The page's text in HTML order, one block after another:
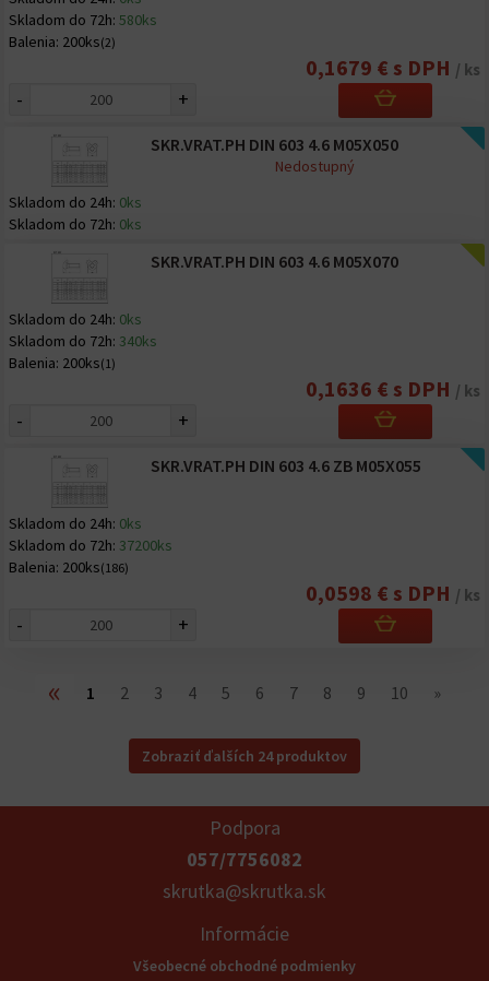
Skladom do 72h: 580ks
Balenia: 200ks(2)
0,1679 € s DPH / ks
- +
SKR.VRAT.PH DIN 603 4.6 M05X050
Skladom do 24h: 0ks
Skladom do 72h: 0ks
Nedostupný
SKR.VRAT.PH DIN 603 4.6 M05X070
Skladom do 24h: 0ks
Skladom do 72h: 340ks
Balenia: 200ks(1)
0,1636 € s DPH / ks
- +
SKR.VRAT.PH DIN 603 4.6 ZB M05X055
Skladom do 24h: 0ks
Skladom do 72h: 37200ks
Balenia: 200ks(186)
0,0598 € s DPH / ks
- +
« 1 2 3 4 5 6 7 8 9 10 »
Zobraziť ďalších 24 produktov
Podpora
057/7756082
skrutka@skrutka.sk
Informácie
Všeobecné obchodné podmienky